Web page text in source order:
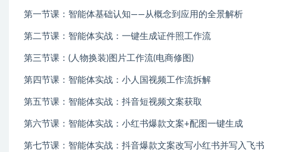
第一节课：智能体基础认知——从概念到应用的全景解析
第二节课：智能体实战：一键生成证件照工作流
第三节课：(人物换装)图片工作流(电商修图)
第四节课：智能体实战：小人国视频工作流拆解
第五节课：智能体实战：抖音短视频文案获取
第六节课：智能体实战：小红书爆款文案+配图一键生成
第七节课：智能体实战：抖音爆款文案改写小红书并写入飞书